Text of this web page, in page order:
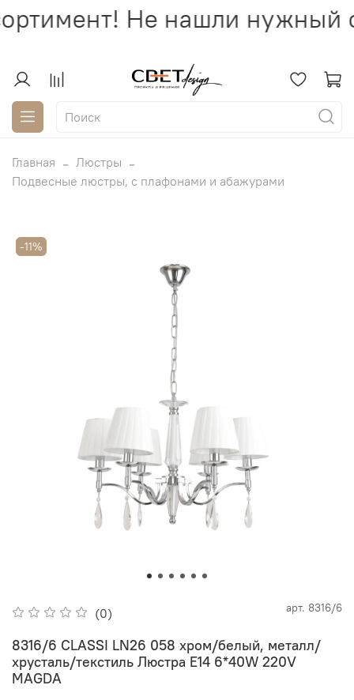
Не нашли нужный
Главная
Люстры
Подвесные люстры, с плафонами и абажурами
-11%
(0) арт. 8316/6
8316/6 CLASSI LN26 058 хром/белый, металл/
хрусталь/текстиль Люстра E14 6*40W 220V
MAGDA